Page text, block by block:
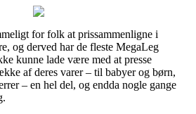
for folk at prissammenligne i
og derved har de fleste MegaLeg
kunne lade være med at presse
af deres varer – til babyer og børn,
– en hel del, og endda nogle gange